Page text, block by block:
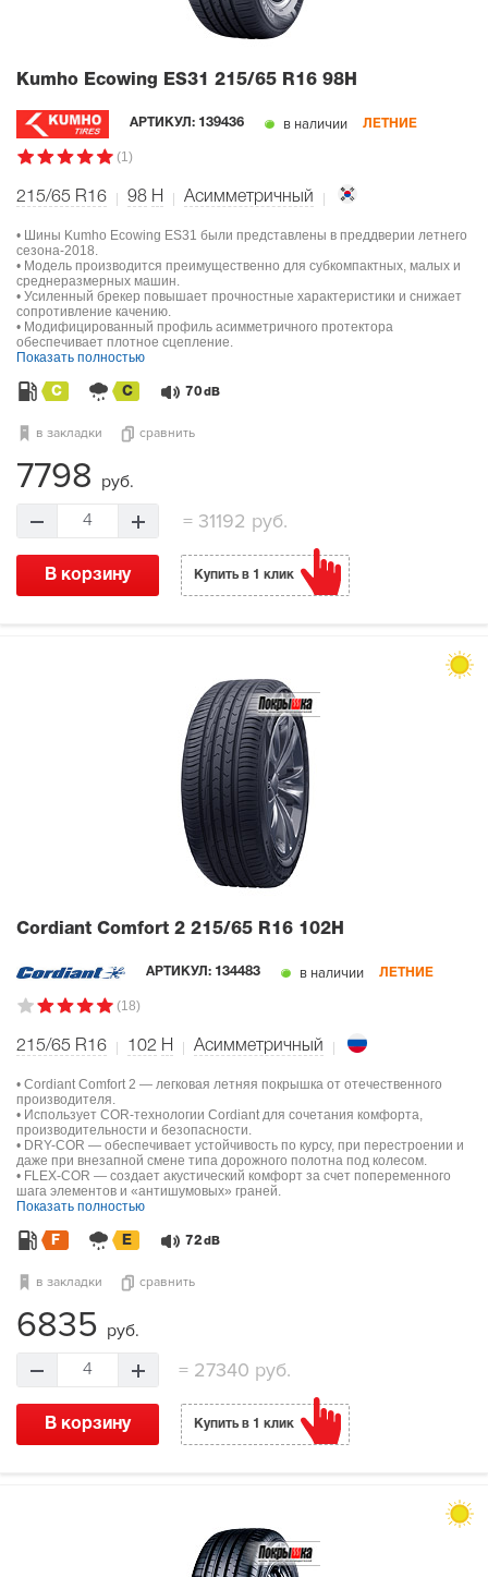
Kumho Ecowing ES31 215/65 R16 98H
АРТИКУЛ: 139436 в наличии ЛЕТНИЕ
(1)
215/65 R16 98 H Асимметричный
• Шины Kumho Ecowing ES31 были представлены в преддверии летнего
сезона-2018.
• Модель производится преимущественно для субкомпактных, малых и
среднеразмерных машин.
• Усиленный брекер повышает прочностные характеристики и снижает
сопротивление качению.
• Модифицированный профиль асимметричного протектора
обеспечивает плотное сцепление.
Показать полностью
C C 70 dB
в закладки сравнить
7798 руб.
4 =31192 руб.
В корзину Купить в 1 клик
Cordiant Comfort 2 215/65 R16 102H
АРТИКУЛ: 134483 в наличии ЛЕТНИЕ
(18)
215/65 R16 102 H Асимметричный
• Cordiant Comfort 2 — легковая летняя покрышка от отечественного
производителя.
• Использует COR-технологии Cordiant для сочетания комфорта,
производительности и безопасности.
• DRY-COR — обеспечивает устойчивость по курсу, при перестроении и
даже при внезапной смене типа дорожного полотна под колесом.
• FLEX-COR — создает акустический комфорт за счет попеременного
шага элементов и «антишумовых» граней.
Показать полностью
F E 72 dB
в закладки сравнить
6835 руб.
4 = 27340 руб.
В корзину Купить в 1 клик